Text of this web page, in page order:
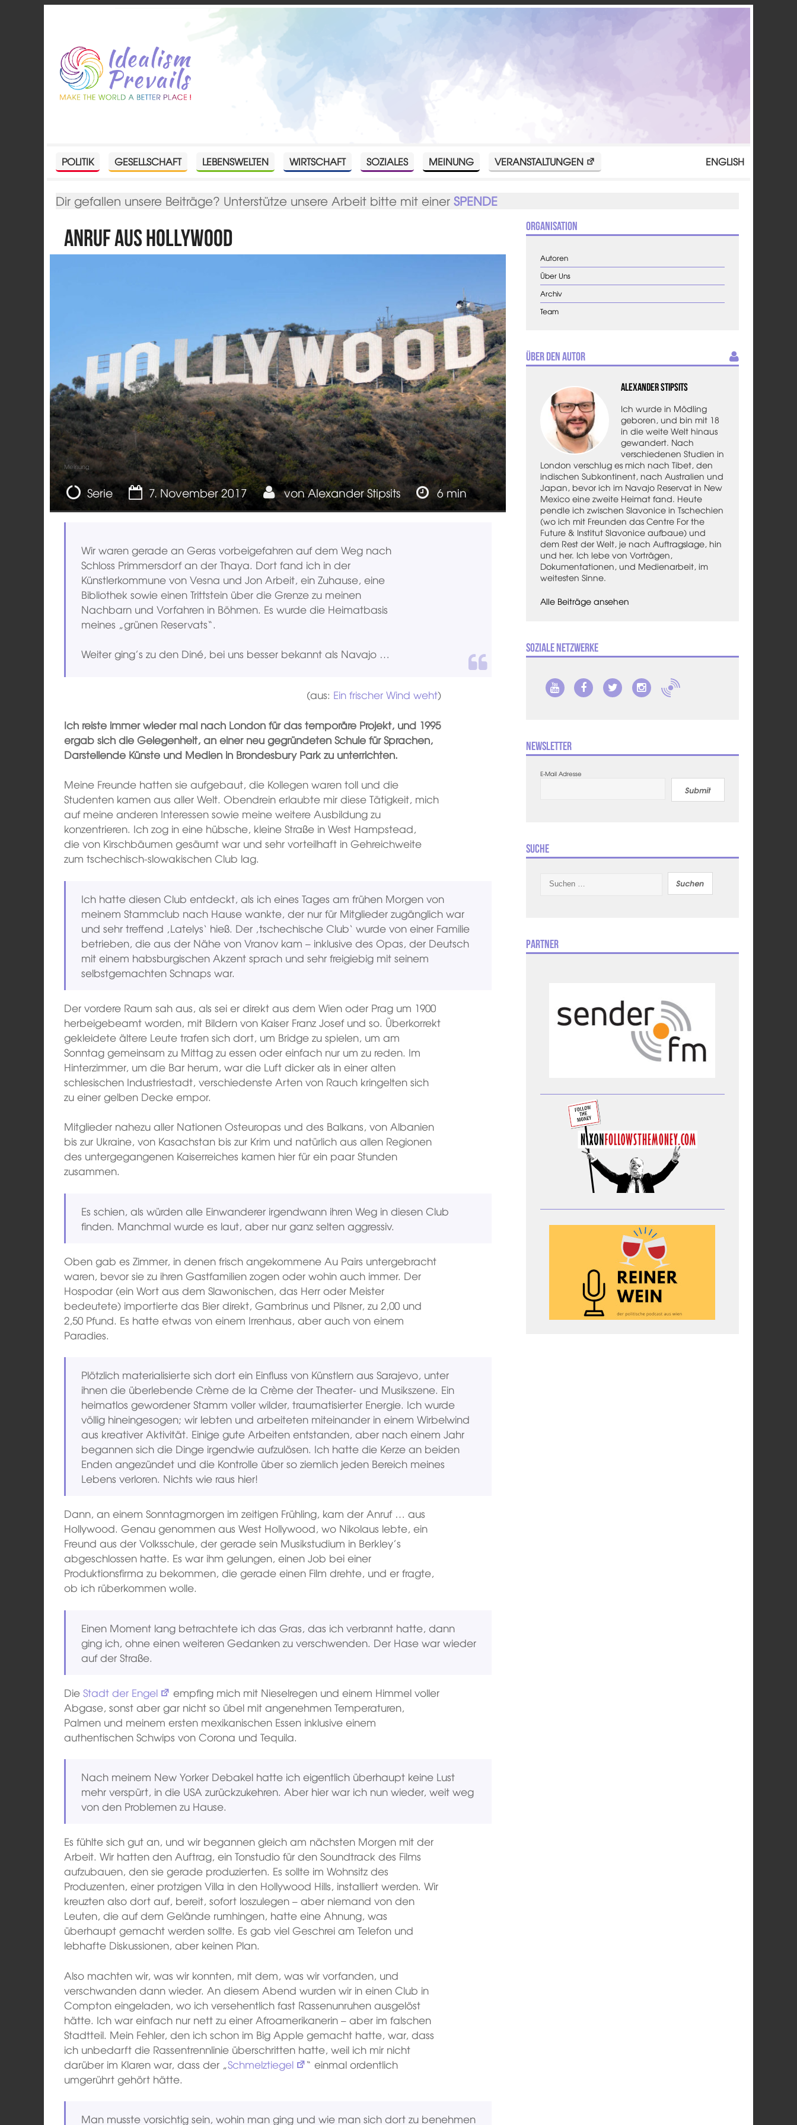
POLITIK GESELLSCHAFT LEBENSWELTEN WIRTSCHAFT SOZIALES MEINUNG VERANSTALTUNGEN ENGLISH
Dir gefallen unsere Beiträge? Unterstütze unsere Arbeit bitte mit einerSPENDE
Anruf aus Hollywood
Meinung
Serie 7. November 2017 vonAlexander Stipsits 6 min
Wir waren gerade an Geras vorbeigefahren auf dem Weg nach
Schloss Primmersdorf an der Thaya. Dort fand ich in der
Künstlerkommune von Vesna und Jon Arbeit, ein Zuhause, eine
Bibliothek sowie einen Trittstein über die Grenze zu meinen
Nachbarn und Vorfahren in Böhmen. Es wurde die Heimatbasis
meines „grünen Reservats“.
Weiter ging’s zu den Diné, bei uns besser bekannt als Navajo …
(aus: Ein frischer Wind weht)
Ich reiste immer wieder mal nach London für das temporäre Projekt, und 1995
ergab sich die Gelegenheit, an einer neu gegründeten Schule für Sprachen,
Darstellende Künste und Medien in Brondesbury Park zu unterrichten.
Meine Freunde hatten sie aufgebaut, die Kollegen waren toll und die
Studenten kamen aus aller Welt. Obendrein erlaubte mir diese Tätigkeit, mich
auf meine anderen Interessen sowie meine weitere Ausbildung zu
konzentrieren. Ich zog in eine hübsche, kleine Straße in West Hampstead,
die von Kirschbäumen gesäumt war und sehr vorteilhaft in Gehreichweite
zum tschechisch-slowakischen Club lag.
Ich hatte diesen Club entdeckt, als ich eines Tages am frühen Morgen von
meinem Stammclub nach Hause wankte, der nur für Mitglieder zugänglich war
und sehr treffend ‚Latelys‘ hieß. Der ‚tschechische Club‘ wurde von einer Familie
betrieben, die aus der Nähe von Vranov kam – inklusive des Opas, der Deutsch
mit einem habsburgischen Akzent sprach und sehr freigiebig mit seinem
selbstgemachten Schnaps war.
Der vordere Raum sah aus, als sei er direkt aus dem Wien oder Prag um 1900
herbeigebeamt worden, mit Bildern von Kaiser Franz Josef und so. Überkorrekt
gekleidete ältere Leute trafen sich dort, um Bridge zu spielen, um am
Sonntag gemeinsam zu Mittag zu essen oder einfach nur um zu reden. Im
Hinterzimmer, um die Bar herum, war die Luft dicker als in einer alten
schlesischen Industriestadt, verschiedenste Arten von Rauch kringelten sich
zu einer gelben Decke empor.
Mitglieder nahezu aller Nationen Osteuropas und des Balkans, von Albanien
bis zur Ukraine, von Kasachstan bis zur Krim und natürlich aus allen Regionen
des untergegangenen Kaiserreiches kamen hier für ein paar Stunden
zusammen.
Es schien, als würden alle Einwanderer irgendwann ihren Weg in diesen Club
finden. Manchmal wurde es laut, aber nur ganz selten aggressiv.
Oben gab es Zimmer, in denen frisch angekommene Au Pairs untergebracht
waren, bevor sie zu ihren Gastfamilien zogen oder wohin auch immer. Der
Hospodar (ein Wort aus dem Slawonischen, das Herr oder Meister
bedeutete) importierte das Bier direkt, Gambrinus und Pilsner, zu 2,00 und
2,50 Pfund. Es hatte etwas von einem Irrenhaus, aber auch von einem
Paradies.
Plötzlich materialisierte sich dort ein Einfluss von Künstlern aus Sarajevo, unter
ihnen die überlebende Crème de la Crème der Theater- und Musikszene. Ein
heimatlos gewordener Stamm voller wilder, traumatisierter Energie. Ich wurde
völlig hineingesogen; wir lebten und arbeiteten miteinander in einem Wirbelwind
aus kreativer Aktivität. Einige gute Arbeiten entstanden, aber nach einem Jahr
begannen sich die Dinge irgendwie aufzulösen. Ich hatte die Kerze an beiden
Enden angezündet und die Kontrolle über so ziemlich jeden Bereich meines
Lebens verloren. Nichts wie raus hier!
Dann, an einem Sonntagmorgen im zeitigen Frühling, kam der Anruf … aus
Hollywood. Genau genommen aus West Hollywood, wo Nikolaus lebte, ein
Freund aus der Volksschule, der gerade sein Musikstudium in Berkley’s
abgeschlossen hatte. Es war ihm gelungen, einen Job bei einer
Produktionsfirma zu bekommen, die gerade einen Film drehte, und er fragte,
ob ich rüberkommen wolle.
Einen Moment lang betrachtete ich das Gras, das ich verbrannt hatte, dann
ging ich, ohne einen weiteren Gedanken zu verschwenden. Der Hase war wieder
auf der Straße.
DieStadt der Engel
empfing mich mit Nieselregen und einem Himmel voller
Abgase, sonst aber gar nicht so übel mit angenehmen Temperaturen,
Palmen und meinem ersten mexikanischen Essen inklusive einem
authentischen Schwips von Corona und Tequila.
Nach meinem New Yorker Debakel hatte ich eigentlich überhaupt keine Lust
mehr verspürt, in die USA zurückzukehren. Aber hier war ich nun wieder, weit weg
von den Problemen zu Hause.
Es fühlte sich gut an, und wir begannen gleich am nächsten Morgen mit der
Arbeit. Wir hatten den Auftrag, ein Tonstudio für den Soundtrack des Films
aufzubauen, den sie gerade produzierten. Es sollte im Wohnsitz des
Produzenten, einer protzigen Villa in den Hollywood Hills, installiert werden. Wir
kreuzten also dort auf, bereit, sofort loszulegen – aber niemand von den
Leuten, die auf dem Gelände rumhingen, hatte eine Ahnung, was
überhaupt gemacht werden sollte. Es gab viel Geschrei am Telefon und
lebhafte Diskussionen, aber keinen Plan.
Also machten wir, was wir konnten, mit dem, was wir vorfanden, und
verschwanden dann wieder. An diesem Abend wurden wir in einen Club in
Compton eingeladen, wo ich versehentlich fast Rassenunruhen ausgelöst
hätte. Ich war einfach nur nett zu einer Afroamerikanerin – aber im falschen
Stadtteil. Mein Fehler, den ich schon im Big Apple gemacht hatte, war, dass
ich unbedarft die Rassentrennlinie überschritten hatte, weil ich mir nicht
darüber im Klaren war, dass der „Schmelztiegel
“ einmal ordentlich
umgerührt gehört hätte.
Man musste vorsichtig sein, wohin man ging und wie man sich dort zu benehmen
Organisation
Autoren
Über Uns
Archiv
Team
Über den Autor
Alexander Stipsits
Ich wurde in Mödling
geboren, und bin mit 18
in die weite Welt hinaus
gewandert. Nach
verschiedenen Studien in
London verschlug es mich nach Tibet, den
indischen Subkontinent, nach Australien und
Japan, bevor ich im Navajo Reservat in New
Mexico eine zweite Heimat fand. Heute
pendle ich zwischen Slavonice in Tschechien
(wo ich mit Freunden das Centre For the
Future & Institut Slavonice aufbaue) und
dem Rest der Welt, je nach Auftragslage, hin
und her. Ich lebe von Vorträgen,
Dokumentationen, und Medienarbeit, im
weitesten Sinne.
Alle Beiträge ansehen
Soziale Netzwerke
Newsletter
E-Mail Adresse
Submit
Suche
nach:
Partner